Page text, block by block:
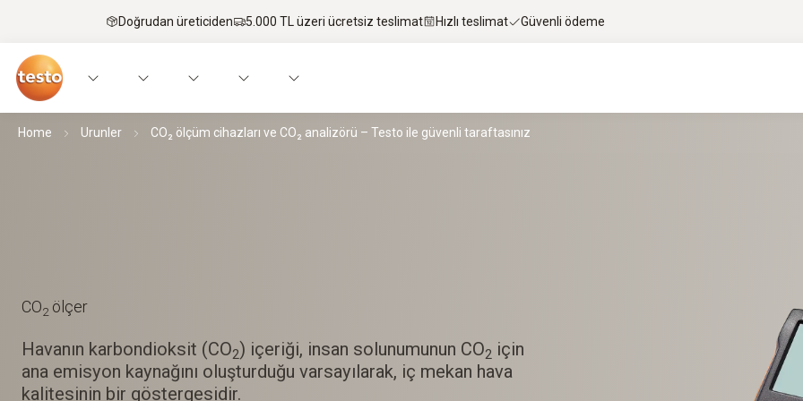
Doğrudan üreticiden 5.000 TL üzeri ücretsiz teslimat Hızlı teslimat Güvenli ödeme
Home Urunler CO₂ ölçüm cihazları ve CO₂ analizörü – Testo ile güvenli taraftasınız
CO2 ölçer
Havanın karbondioksit (CO2) içeriği, insan solunumunun CO2 için
ana emisyon kaynağını oluşturduğu varsayılarak, iç mekan hava
kalitesinin bir göstergesidir.